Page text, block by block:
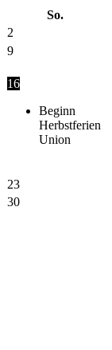
So.
2
9
16
Beginn
Herbstferien
Union
23
30